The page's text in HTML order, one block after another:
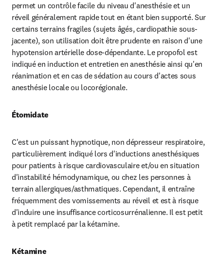
permet un contrôle facile du niveau d'anesthésie et un
réveil généralement rapide tout en étant bien supporté. Sur
certains terrains fragiles (sujets âgés, cardiopathie sous-
jacente), son utilisation doit être prudente en raison d'une
hypotension artérielle dose-dépendante. Le propofol est
indiqué en induction et entretien en anesthésie ainsi qu'en
réanimation et en cas de sédation au cours d'actes sous
anesthésie locale ou locorégionale.
Étomidate
C'est un puissant hypnotique, non dépresseur respiratoire,
particulièrement indiqué lors d'inductions anesthésiques
pour patients à risque cardiovasculaire et/ou en situation
d'instabilité hémodynamique, ou chez les personnes à
terrain allergiques/asthmatiques. Cependant, il entraîne
fréquemment des vomissements au réveil et est à risque
d'induire une insuffisance corticosurrénalienne. Il est petit
à petit remplacé par la kétamine.
Kétamine